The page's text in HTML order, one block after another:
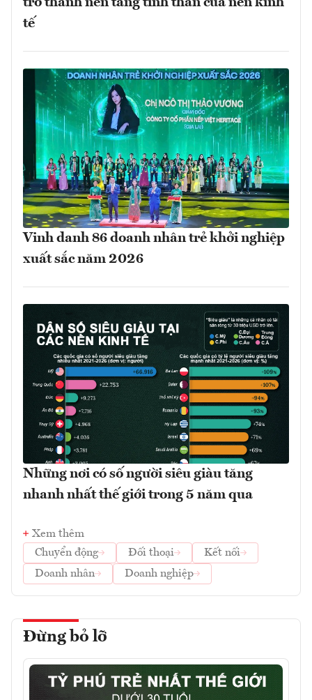
tế
Vinh danh 86 doanh nhân trẻ khởi nghiệp
xuất sắc năm 2026
Những nơi có số người siêu giàu tăng
nhanh nhất thế giới trong 5 năm qua
Xem thêm
Chuyển động
Đối thoại
Kết nối
Doanh nhân
Doanh nghiệp
Đừng bỏ lỡ